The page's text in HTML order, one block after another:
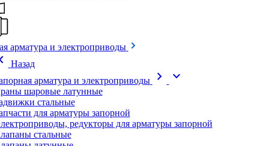
арматура и электроприводы
Назад
арматура и электроприводы
chevron_right expand_more
шаровые латунные
стальные
для арматуры запорной
редукторы для арматуры запорной
стальные